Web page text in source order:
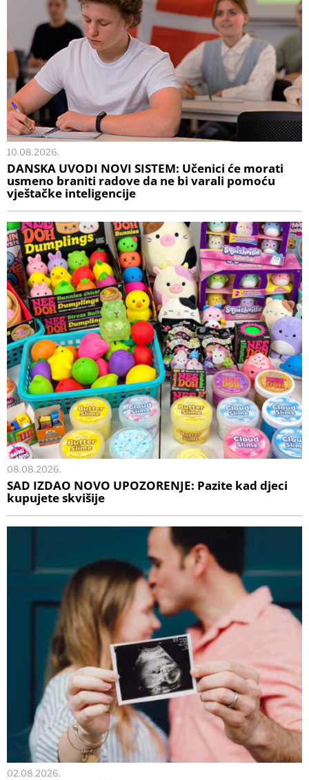
10.08.2026.
DANSKA UVODI NOVI SISTEM: Učenici će morati
usmeno braniti radove da ne bi varali pomoću
vještačke inteligencije
08.08.2026.
SAD IZDAO NOVO UPOZORENJE: Pazite kad djeci
kupujete skvišije
02.08.2026.